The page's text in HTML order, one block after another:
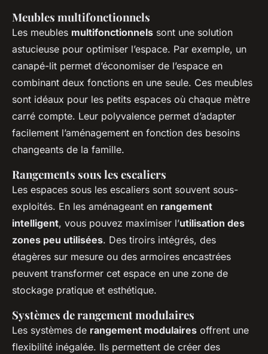
Meubles multifonctionnels
Les meubles multifonctionnels sont une solution
astucieuse pour optimiser l’espace. Par exemple, un
canapé-lit permet d’économiser de l’espace en
combinant deux fonctions en une seule. Ces meubles
sont idéaux pour les petits espaces où chaque mètre
carré compte. Leur polyvalence permet d’adapter
facilement l’aménagement en fonction des besoins
changeants de la famille.
Rangements sous les escaliers
Les espaces sous les escaliers sont souvent sous-
exploités. En les aménageant en rangement
intelligent, vous pouvez maximiser l’utilisation des
zones peu utilisées. Des tiroirs intégrés, des
étagères sur mesure ou des armoires encastrées
peuvent transformer cet espace en une zone de
stockage pratique et esthétique.
Systèmes de rangement modulaires
Les systèmes de rangement modulaires offrent une
flexibilité inégalée. Ils permettent de créer des